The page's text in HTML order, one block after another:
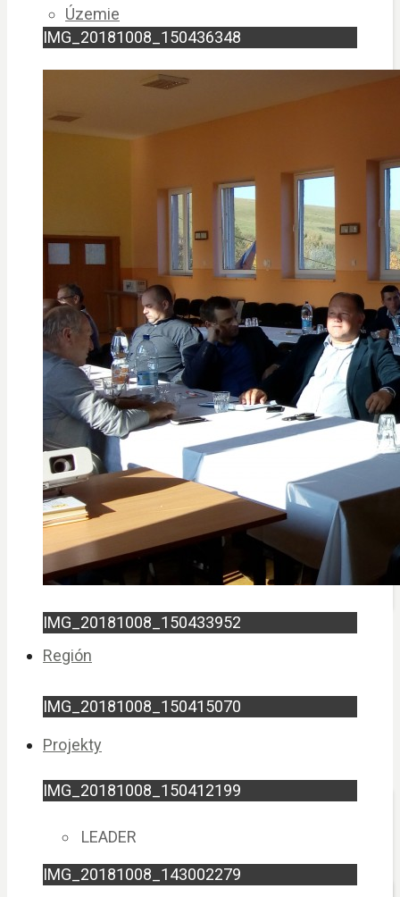
Územie
Zmluvy
Verejné obstarávanie
Príprava stratégie CLLD
Ochrana osobných údajov
Región
Projekty
LEADER
IMG_20181008_150436348
IMG_20181008_150433952
IMG_20181008_150415070
IMG_20181008_150412199
IMG_20181008_143002279